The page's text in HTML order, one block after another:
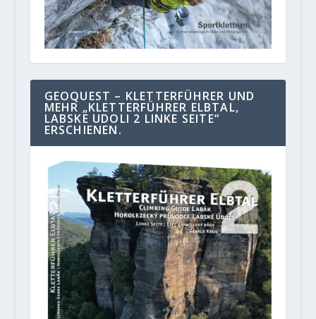
GEOQUEST – KLETTERFÜHRER UND
MEHR „KLETTERFÜHRER ELBTAL,
LABSKE UDOLI 2 LINKE SEITE“
ERSCHIENEN.